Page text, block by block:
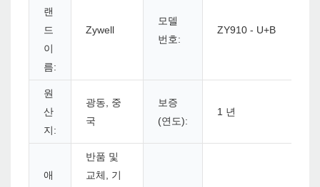
랜
드
이
름:
Zywell
모델
번호:
ZY910 - U+B
원
산
지:
광동, 중
국
보증
(연도):
1 년
애
반품 및
교체, 기